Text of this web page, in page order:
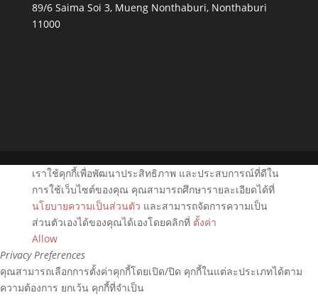
89/6 Saima Soi 3, Mueng Nonthaburi, Nonthaburi
11000
เราใช้คุกกี้เพื่อพัฒนาประสิทธิภาพ และประสบการณ์ที่ดีใน
การใช้เว็บไซต์ของคุณ คุณสามารถศึกษารายละเอียดได้ที่
นโยบายความเป็นส่วนตัว และสามารถจัดการความเป็น
ส่วนตัวเองได้ของคุณได้เองโดยคลิกที่ ตั้งค่า
Allow
Privacy Preferences
คุณสามารถเลือกการตั้งค่าคุกกี้โดยเปิด/ปิด คุกกี้ในแต่ละประเภทได้ตาม
ความต้องการ ยกเว้น คุกกี้ที่จำเป็น